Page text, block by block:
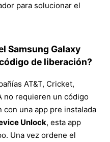
para solucionar el
Samsung Galaxy
de liberación?
AT&T, Cricket,
no requieren un código
una app pre instalada
Unlock, esta app
Una vez ordene el